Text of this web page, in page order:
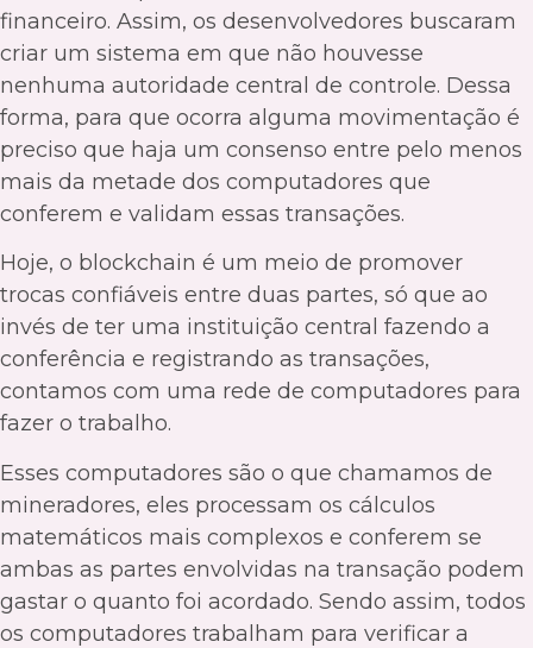
financeiro. Assim, os desenvolvedores buscaram
criar um sistema em que não houvesse
nenhuma autoridade central de controle. Dessa
forma, para que ocorra alguma movimentação é
preciso que haja um consenso entre pelo menos
mais da metade dos computadores que
conferem e validam essas transações.
Hoje, o blockchain é um meio de promover
trocas confiáveis entre duas partes, só que ao
invés de ter uma instituição central fazendo a
conferência e registrando as transações,
contamos com uma rede de computadores para
fazer o trabalho.
Esses computadores são o que chamamos de
mineradores, eles processam os cálculos
matemáticos mais complexos e conferem se
ambas as partes envolvidas na transação podem
gastar o quanto foi acordado. Sendo assim, todos
os computadores trabalham para verificar a